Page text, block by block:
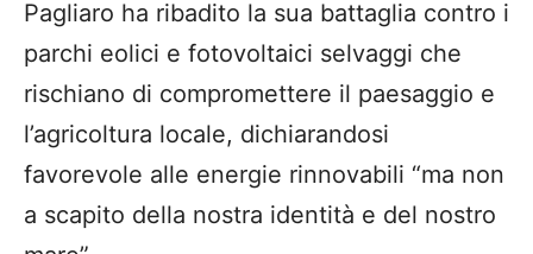
Pagliaro ha ribadito la sua battaglia contro i
parchi eolici e fotovoltaici selvaggi che
rischiano di compromettere il paesaggio e
l’agricoltura locale, dichiarandosi
favorevole alle energie rinnovabili “ma non
a scapito della nostra identità e del nostro